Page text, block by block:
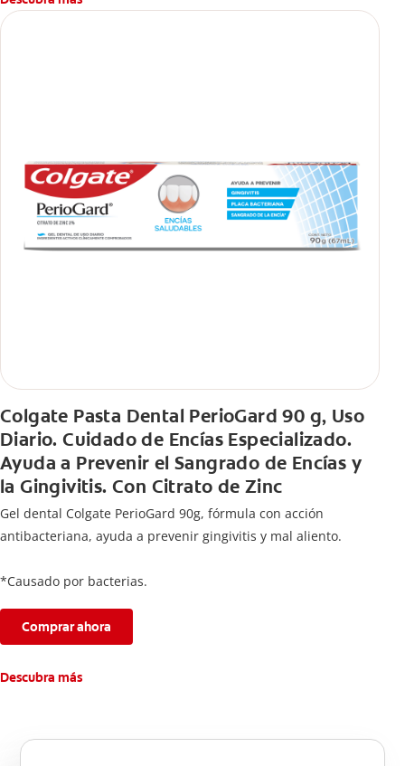
Colgate Pasta Dental PerioGard 90 g, Uso
Diario. Cuidado de Encías Especializado.
Ayuda a Prevenir el Sangrado de Encías y
la Gingivitis. Con Citrato de Zinc
Gel dental Colgate PerioGard 90g, fórmula con acción
antibacteriana, ayuda a prevenir gingivitis y mal aliento.
*Causado por bacterias.
Comprar ahora
Descubra más